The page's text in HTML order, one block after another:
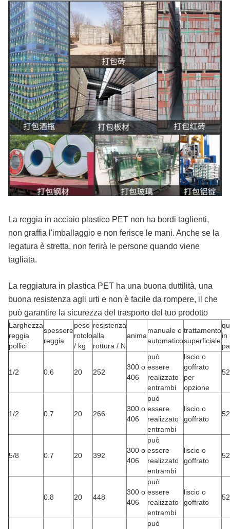
La reggia in acciaio plastico PET non ha bordi taglienti,
non graffia l'imballaggio e non ferisce le mani. Anche se la
legatura è stretta, non ferirà le persone quando viene
tagliata.
La reggiatura in plastica PET ha una buona duttilità, una
buona resistenza agli urti e non è facile da rompere, il che
può garantire la sicurezza del trasporto del tuo prodotto
Larghezza
reggia
pollici
spessore
reggia
peso
rotolo
/ kg
resistenza
alla
rottura / N
anima
manuale o
automatico
trattamento
superficiale
in
1/2 0.6 20 252
300 o
406
può
essere
realizzato
entrambi
liscio o
goffrato
per
opzione
52
1/2 0.7 20 266
300 o
406
può
essere
realizzato
entrambi
liscio o
goffrato
52
5/8 0.7 20 392
300 o
406
può
essere
realizzato
entrambi
liscio o
goffrato
52
0.8 20 448
300 o
406
può
essere
realizzato
entrambi
liscio o
goffrato
52
può